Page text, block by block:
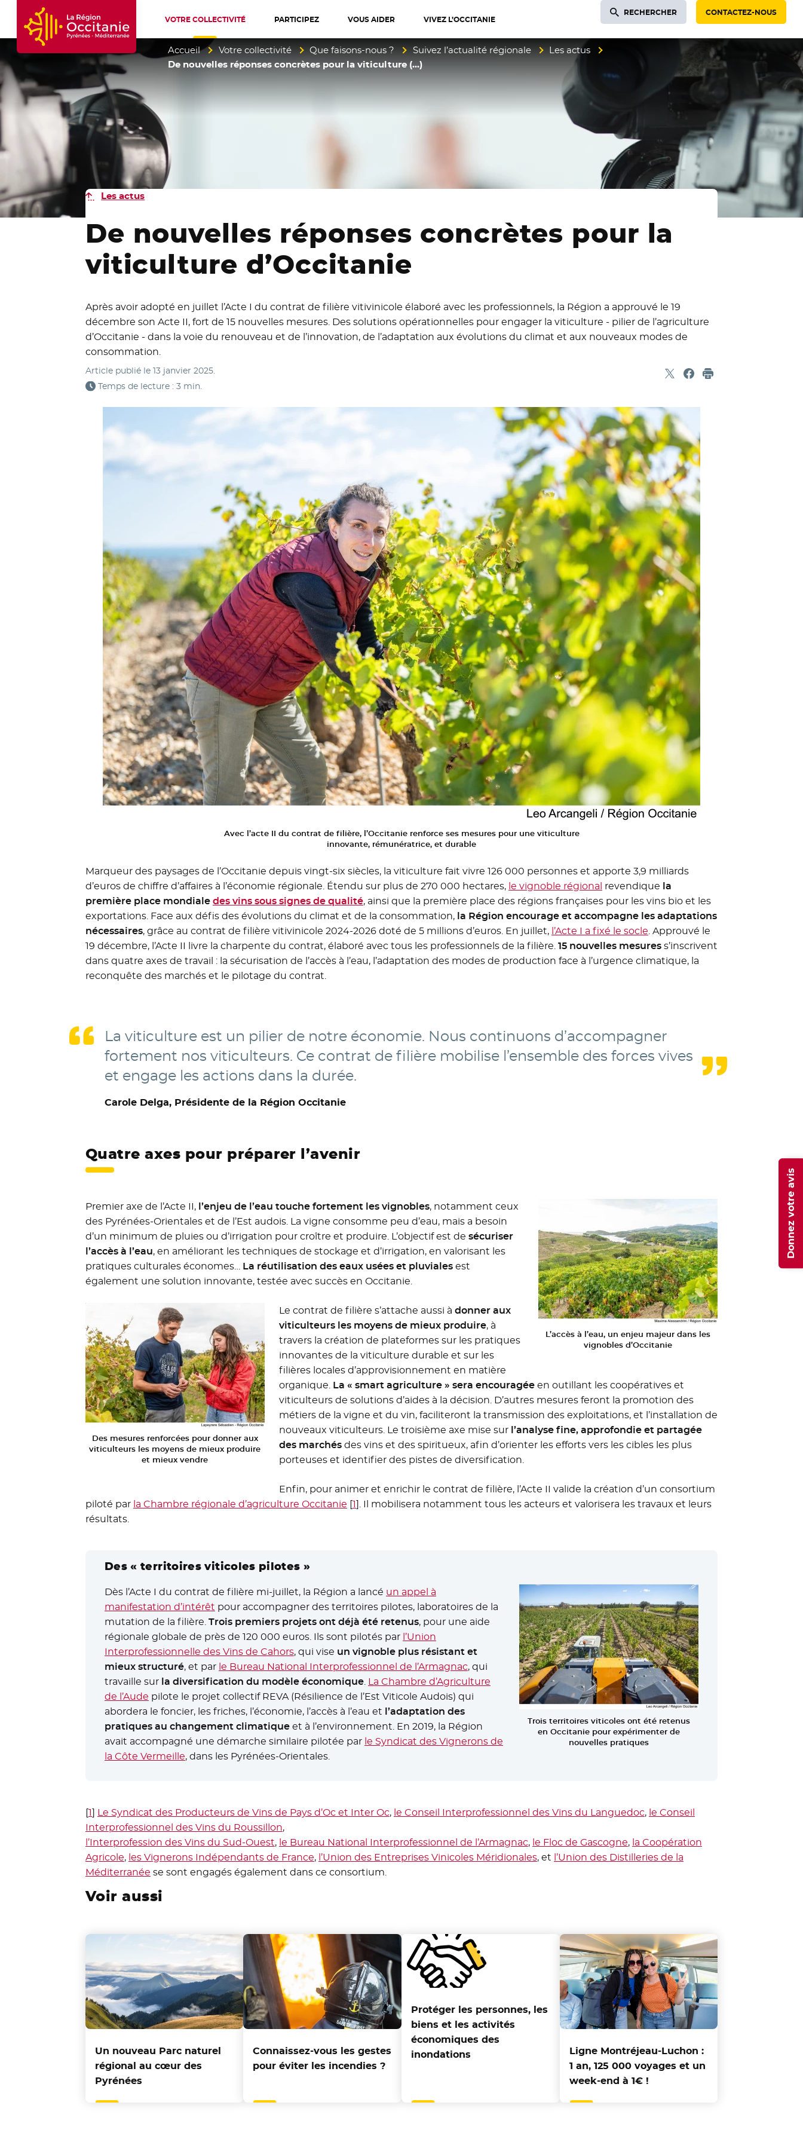
Accueil Région Occitanie / Pyrénées-Méditerranée
VOTRE COLLECTIVITÉ PARTICIPEZ VOUS AIDER VIVEZ L’OCCITANIE
RECHERCHER CONTACTEZ-NOUS
Accueil Votre collectivité Que faisons-nous ? Suivez l’actualité régionale
Les actus
De nouvelles réponses concrètes pour la viticulture (…)
Les actus
De nouvelles réponses concrètes pour la
viticulture d’Occitanie
Après avoir adopté en juillet l’Acte I du contrat de filière vitivinicole élaboré avec les professionnels, la Région a approuvé le 19
décembre son Acte II, fort de 15 nouvelles mesures. Des solutions opérationnelles pour engager la viticulture - pilier de l’agriculture
d’Occitanie - dans la voie du renouveau et de l’innovation, de l’adaptation aux évolutions du climat et aux nouveaux modes de
consommation.
Article publié le 13 janvier 2025.
Temps de lecture : 3 min.
Partager sur X
- Nouvelle fenêtre
Partager sur Facebook
- Nouvelle fenêtre
Imprimer
Avec l’acte II du contrat de filière, l’Occitanie renforce ses mesures pour une viticulture
innovante, rémunératrice, et durable
Marqueur des paysages de l’Occitanie depuis vingt-six siècles, la viticulture fait vivre 126 000 personnes et apporte 3,9 milliards
d’euros de chiffre d’affaires à l’économie régionale. Étendu sur plus de 270 000 hectares, le vignoble régional revendique la
première place mondiale des vins sous signes de qualité- Nouvelle fenêtre
, ainsi que la première place des régions françaises pour les vins bio et les
exportations. Face aux défis des évolutions du climat et de la consommation, la Région encourage et accompagne les adaptations
nécessaires, grâce au contrat de filière vitivinicole 2024-2026 doté de 5 millions d’euros. En juillet, l’Acte I a fixé le socle . Approuvé le
19 décembre, l’Acte II livre la charpente du contrat, élaboré avec tous les professionnels de la filière. 15 nouvelles mesuress’inscrivent
dans quatre axes de travail : la sécurisation de l’accès à l’eau, l’adaptation des modes de production face à l’urgence climatique, la
reconquête des marchés et le pilotage du contrat.
La viticulture est un pilier de notre économie. Nous continuons d’accompagner
fortement nos viticulteurs. Ce contrat de filière mobilise l’ensemble des forces vives
et engage les actions dans la durée.
Carole Delga, Présidente de la Région Occitanie
Quatre axes pour préparer l’avenir
L’accès à l’eau, un enjeu majeur dans les
vignobles d’Occitanie
Premier axe de l’Acte II, l’enjeu de l’eau touche fortement les vignobles, notamment ceux
des Pyrénées-Orientales et de l’Est audois. La vigne consomme peu d’eau, mais a besoin
d’un minimum de pluies ou d’irrigation pour croître et produire. L’objectif est de sécuriser
l’accès à l’eau, en améliorant les techniques de stockage et d’irrigation, en valorisant les
pratiques culturales économes… La réutilisation des eaux usées et pluvialesest
également une solution innovante, testée avec succès en Occitanie.
Des mesures renforcées pour donner aux
viticulteurs les moyens de mieux produire
et mieux vendre
Le contrat de filière s’attache aussi à donner aux
viticulteurs les moyens de mieux produire, à
travers la création de plateformes sur les pratiques
innovantes de la viticulture durable et sur les
filières locales d’approvisionnement en matière
organique. La « smart agriculture » sera encouragéeen outillant les coopératives et
viticulteurs de solutions d’aides à la décision. D’autres mesures feront la promotion des
métiers de la vigne et du vin, faciliteront la transmission des exploitations, et l’installation de
nouveaux viticulteurs. Le troisième axe mise sur l’analyse fine, approfondie et partagée
des marchésdes vins et des spiritueux, afin d’orienter les efforts vers les cibles les plus
porteuses et identifier des pistes de diversification.
Enfin, pour animer et enrichir le contrat de filière, l’Acte II valide la création d’un consortium
piloté par la Chambre régionale d’agriculture Occitanie - Nouvelle fenêtre
[1] . Il mobilisera notamment tous les acteurs et valorisera les travaux et leurs
résultats.
Des « territoires viticoles pilotes »
Trois territoires viticoles ont été retenus
en Occitanie pour expérimenter de
nouvelles pratiques
Dès l’Acte I du contrat de filière mi-juillet, la Région a lancé un appel à
manifestation d’intérêt pour accompagner des territoires pilotes, laboratoires de la
mutation de la filière. Trois premiers projets ont déjà été retenus, pour une aide
régionale globale de près de 120 000 euros. Ils sont pilotés par l’Union
Interprofessionnelle des Vins de Cahors- Nouvelle fenêtre
, qui vise un vignoble plus résistant et
mieux structuré, et par le Bureau National Interprofessionnel de l’Armagnac- Nouvelle fenêtre
, qui
travaille sur la diversification du modèle économique. La Chambre d’Agriculture
de l’Aude - Nouvelle fenêtre
pilote le projet collectif REVA (Résilience de l’Est Viticole Audois) qui
abordera le foncier, les friches, l’économie, l’accès à l’eau et l’adaptation des
pratiques au changement climatiqueet à l’environnement. En 2019, la Région
avait accompagné une démarche similaire pilotée par le Syndicat des Vignerons de
la Côte Vermeille- Nouvelle fenêtre
, dans les Pyrénées-Orientales.
[1] Le Syndicat des Producteurs de Vins de Pays d’Oc et Inter Oc- Nouvelle fenêtre
, le Conseil Interprofessionnel des Vins du Languedoc- Nouvelle fenêtre
, le Conseil
Interprofessionnel des Vins du Roussillon- Nouvelle fenêtre
,
l’Interprofession des Vins du Sud-Ouest- Nouvelle fenêtre
, le Bureau National Interprofessionnel de l’Armagnac- Nouvelle fenêtre
, le Floc de Gascogne- Nouvelle fenêtre
, la Coopération
Agricole- Nouvelle fenêtre
, les Vignerons Indépendants de France- Nouvelle fenêtre
, l’Union des Entreprises Vinicoles Méridionales- Nouvelle fenêtre
, et l’Union des Distilleries de la
Méditerranée - Nouvelle fenêtre
se sont engagés également dans ce consortium.
Voir aussi
Un nouveau Parc naturel
régional au cœur des
Pyrénées
Connaissez-vous les gestes
pour éviter les incendies ?
Protéger les personnes, les
biens et les activités
économiques des
inondations
Ligne Montréjeau-Luchon :
1 an, 125 000 voyages et un
week-end à 1€ !
Donnez votre avis